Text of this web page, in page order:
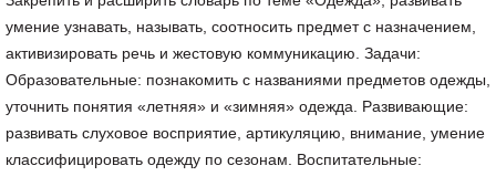
умение узнавать, называть, соотносить предмет с назначением,
активизировать речь и жестовую коммуникацию. Задачи:
Образовательные: познакомить с названиями предметов одежды,
уточнить понятия «летняя» и «зимняя» одежда. Развивающие:
развивать слуховое восприятие, артикуляцию, внимание, умение
классифицировать одежду по сезонам. Воспитательные: